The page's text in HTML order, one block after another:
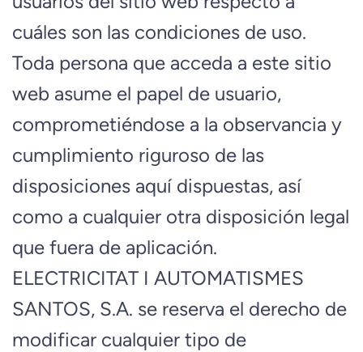
cuáles son las condiciones de uso.
Toda persona que acceda a este sitio
web asume el papel de usuario,
comprometiéndose a la observancia y
cumplimiento riguroso de las
disposiciones aquí dispuestas, así
como a cualquier otra disposición legal
que fuera de aplicación.
ELECTRICITAT I AUTOMATISMES
SANTOS, S.A. se reserva el derecho de
modificar cualquier tipo de